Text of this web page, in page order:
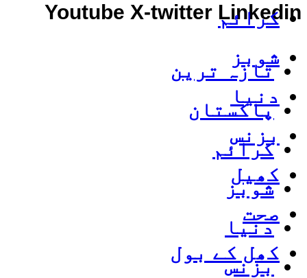
Youtube X-twitter Linkedin
تازہ ترین
پاکستان
کرائم
شوبز
دنیا
بزنس
کرائم
شوبز
دنیا
بزنس
کھیل
صحت
کھل کے بول